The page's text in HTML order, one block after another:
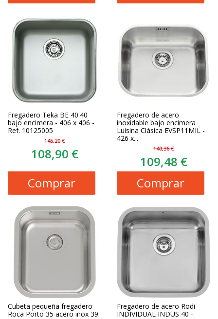
Fregadero Teka BE 40.40
bajo encimera - 406 x 406 -
Ref. 10125005
145,20 €
108,90 €
Comprar
Fregadero de acero
inoxidable bajo encimera
Luisina Clásica EVSP11MIL -
426 x...
140,36 €
109,48 €
Comprar
Cubeta pequeña fregadero
Roca Porto 35 acero inox 39
Fregadero de acero Rodi
INDIVIDUAL INDUS 40 -